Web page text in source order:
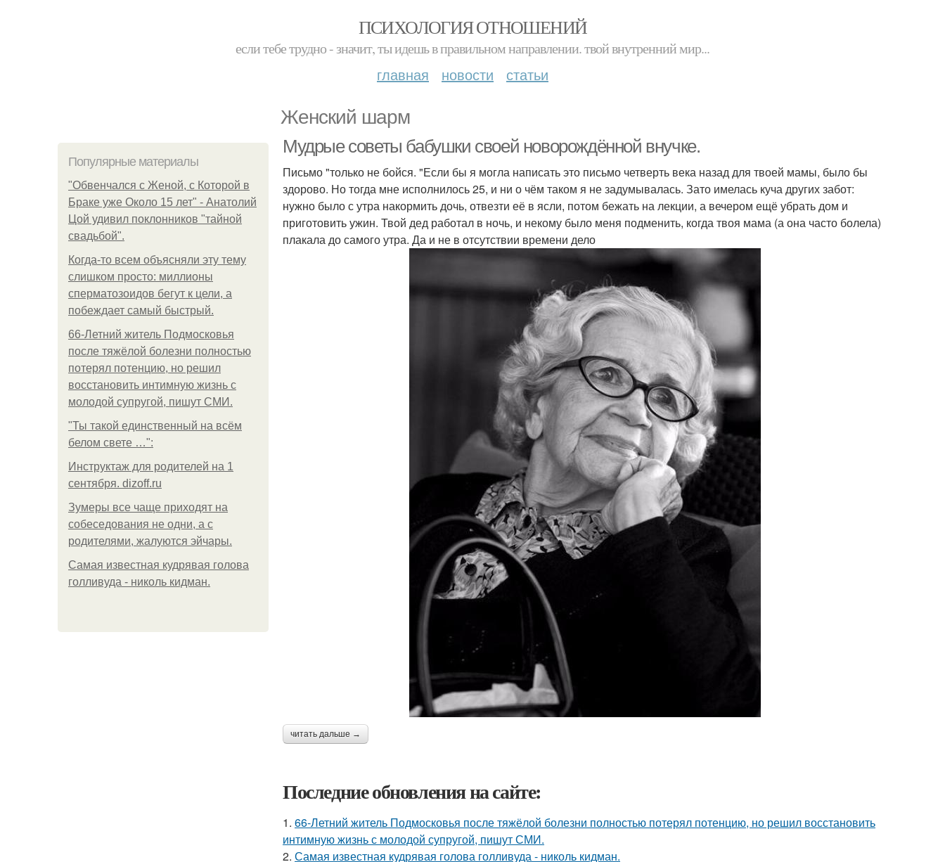
ПСИХОЛОГИЯ ОТНОШЕНИЙ
если тебе трудно - значит, ты идешь в правильном направлении. твой внутренний мир...
главная новости статьи
Женский шарм
Популярные материалы
"Обвенчался с Женой, с Которой в
Браке уже Около 15 лет" - Анатолий
Цой удивил поклонников "тайной
свадьбой".
Когда-то всем объясняли эту тему
слишком просто: миллионы
сперматозоидов бегут к цели, а
побеждает самый быстрый.
66-Летний житель Подмосковья
после тяжёлой болезни полностью
потерял потенцию, но решил
восстановить интимную жизнь с
молодой супругой, пишут СМИ.
"Ты такой единственный на всём
белом свете …":
Инструктаж для родителей на 1
сентября. dizoff.ru
Зумеры все чаще приходят на
собеседования не одни, а с
родителями, жалуются эйчары.
Самая известная кудрявая голова
голливуда - николь кидман.
Мудрые советы бабушки своей новорождённой внучке.
Письмо "только не бойся. "Если бы я могла написать это письмо четверть века назад для твоей мамы, было бы
здорово. Но тогда мне исполнилось 25, и ни о чём таком я не задумывалась. Зато имелась куча других забот:
нужно было с утра накормить дочь, отвезти её в ясли, потом бежать на лекции, а вечером ещё убрать дом и
приготовить ужин. Твой дед работал в ночь, и некому было меня подменить, когда твоя мама (а она часто болела)
плакала до самого утра. Да и не в отсутствии времени дело
читать дальше →
Последние обновления на сайте:
1. 66-Летний житель Подмосковья после тяжёлой болезни полностью потерял потенцию, но решил восстановить
интимную жизнь с молодой супругой, пишут СМИ.
2. Самая известная кудрявая голова голливуда - николь кидман.